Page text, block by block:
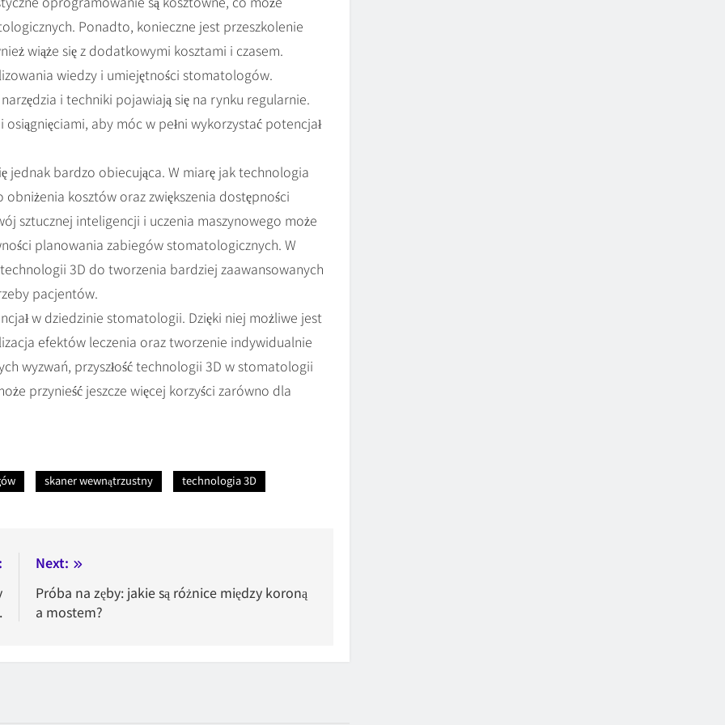
Ponadto, konieczne jest przeszkolenie
wiąże się z dodatkowymi kosztami i czasem.
wiedzy i umiejętności stomatologów.
i techniki pojawiają się na rynku regularnie.
aby móc w pełni wykorzystać potencjał
jednak bardzo obiecująca. W miarę jak technologia
kosztów oraz zwiększenia dostępności
sztucznej inteligencji i uczenia maszynowego może
planowania zabiegów stomatologicznych. W
3D do tworzenia bardziej zaawansowanych
pacjentów.
w dziedzinie stomatologii. Dzięki niej możliwe jest
efektów leczenia oraz tworzenie indywidualnie
wyzwań, przyszłość technologii 3D w stomatologii
przynieść jeszcze więcej korzyści zarówno dla
skaner wewnątrzustny technologia 3D
Next:
Próba na zęby: jakie są różnice między koroną
a mostem?